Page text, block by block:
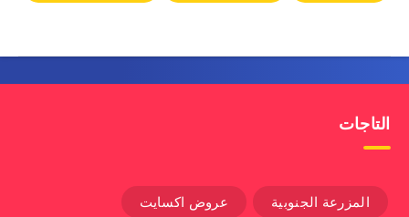
التاجات
المزرعة الجنوبية عروض اكسايت